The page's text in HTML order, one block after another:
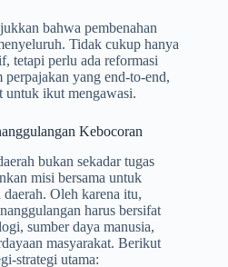
bahwa pembenahan
Tidak cukup hanya
tetapi perlu ada reformasi
perpajakan yang end-to-end,
untuk ikut mengawasi.
Kebocoran
bukan sekadar tugas
misi bersama untuk
Oleh karena itu,
harus bersifat
sumber daya manusia,
masyarakat. Berikut
strategi utama: